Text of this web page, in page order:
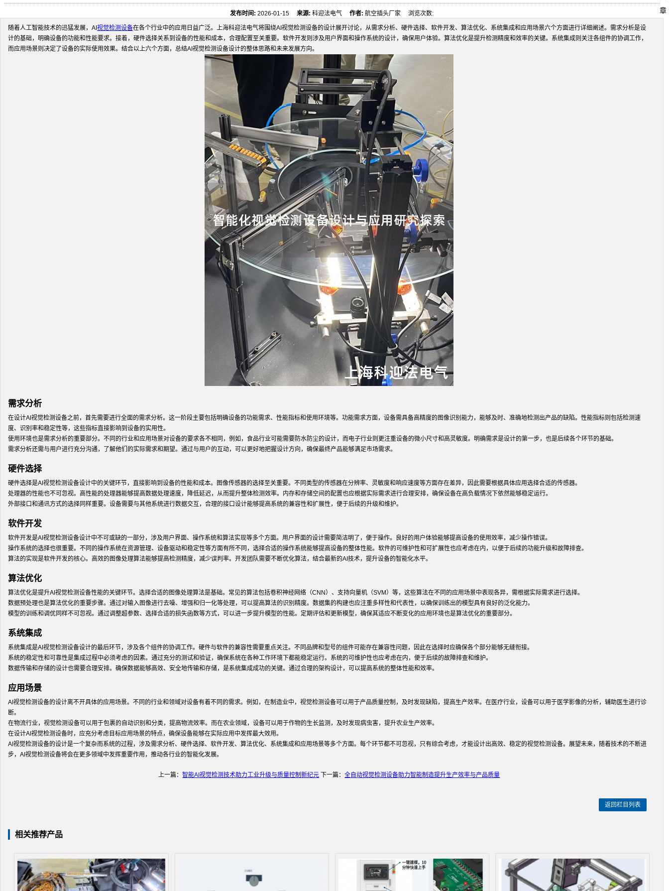
发布时间: 2026-01-15来源: 科迎法电气作者: 航空插头厂家 浏览次数:
随着人工智能技术的迅猛发展，AI 视觉检测设备在各个行业中的应用日益广泛。上海科迎法电气将围绕AI视觉检测设备的设计展开讨论，从需求分析、硬件选择、软件开发、算法优化、系统集成和应用场景六个方面进行详细阐述。需求分析是设
计的基础，明确设备的功能和性能要求。接着，硬件选择关系到设备的性能和成本，合理配置至关重要。软件开发则涉及用户界面和操作系统的设计，确保用户体验。算法优化是提升检测精度和效率的关键。系统集成则关注各组件的协调工作，
而应用场景则决定了设备的实际使用效果。结合以上六个方面，总结AI视觉检测设备设计的整体思路和未来发展方向。
需求分析
在设计AI视觉检测设备之前，首先需要进行全面的需求分析。这一阶段主要包括明确设备的功能需求、性能指标和使用环境等。功能需求方面，设备需具备高精度的图像识别能力，能够及时、准确地检测出产品的缺陷。性能指标则包括检测速
度、识别率和稳定性等，这些指标直接影响到设备的实用性。
使用环境也是需求分析的重要部分。不同的行业和应用场景对设备的要求各不相同，例如，食品行业可能需要防水防尘的设计，而电子行业则更注重设备的微小尺寸和高灵敏度。明确需求是设计的第一步，也是后续各个环节的基础。
需求分析还需与用户进行充分沟通，了解他们的实际需求和期望。通过与用户的互动，可以更好地把握设计方向，确保最终产品能够满足市场需求。
硬件选择
硬件选择是AI视觉检测设备设计中的关键环节，直接影响到设备的性能和成本。图像传感器的选择至关重要。不同类型的传感器在分辨率、灵敏度和响应速度等方面存在差异，因此需要根据具体应用选择合适的传感器。
处理器的性能也不可忽视。高性能的处理器能够提高数据处理速度，降低延迟，从而提升整体检测效率。内存和存储空间的配置也应根据实际需求进行合理安排，确保设备在高负载情况下依然能够稳定运行。
外部接口和通讯方式的选择同样重要。设备需要与其他系统进行数据交互，合理的接口设计能够提高系统的兼容性和扩展性，便于后续的升级和维护。
软件开发
软件开发是AI视觉检测设备设计中不可或缺的一部分，涉及用户界面、操作系统和算法实现等多个方面。用户界面的设计需要简洁明了，便于操作。良好的用户体验能够提高设备的使用效率，减少操作错误。
操作系统的选择也很重要。不同的操作系统在资源管理、设备驱动和稳定性等方面有所不同，选择合适的操作系统能够提高设备的整体性能。软件的可维护性和可扩展性也应考虑在内，以便于后续的功能升级和故障排查。
算法的实现是软件开发的核心。高效的图像处理算法能够提高检测精度，减少误判率。开发团队需要不断优化算法，结合最新的AI技术，提升设备的智能化水平。
算法优化
算法优化是提升AI视觉检测设备性能的关键环节。选择合适的图像处理算法是基础。常见的算法包括卷积神经网络（CNN）、支持向量机（SVM）等，这些算法在不同的应用场景中表现各异，需根据实际需求进行选择。
数据预处理也是算法优化的重要步骤。通过对输入图像进行去噪、增强和归一化等处理，可以提高算法的识别精度。数据集的构建也应注重多样性和代表性，以确保训练出的模型具有良好的泛化能力。
模型的训练和调优同样不可忽视。通过调整超参数、选择合适的损失函数等方式，可以进一步提升模型的性能。定期评估和更新模型，确保其适应不断变化的应用环境也是算法优化的重要部分。
系统集成
系统集成是AI视觉检测设备设计的最后环节，涉及各个组件的协调工作。硬件与软件的兼容性需要重点关注。不同品牌和型号的组件可能存在兼容性问题，因此在选择时应确保各个部分能够无缝衔接。
系统的稳定性和可靠性是集成过程中必须考虑的因素。通过充分的测试和验证，确保系统在各种工作环境下都能稳定运行。系统的可维护性也应考虑在内，便于后续的故障排查和维护。
数据传输和存储的设计也需要合理安排。确保数据能够高效、安全地传输和存储，是系统集成成功的关键。通过合理的架构设计，可以提高系统的整体性能和效率。
应用场景
AI视觉检测设备的设计离不开具体的应用场景。不同的行业和领域对设备有着不同的需求。例如，在制造业中，视觉检测设备可以用于产品质量控制，及时发现缺陷，提高生产效率。在医疗行业，设备可以用于医学影像的分析，辅助医生进行诊
断。
在物流行业，视觉检测设备可以用于包裹的自动识别和分类，提高物流效率。而在农业领域，设备可以用于作物的生长监测，及时发现病虫害，提升农业生产效率。
在设计AI视觉检测设备时，应充分考虑目标应用场景的特点，确保设备能够在实际应用中发挥最大效用。
AI视觉检测设备的设计是一个复杂而系统的过程，涉及需求分析、硬件选择、软件开发、算法优化、系统集成和应用场景等多个方面。每个环节都不可忽视，只有综合考虑，才能设计出高效、稳定的视觉检测设备。展望未来，随着技术的不断进
步，AI视觉检测设备将会在更多领域中发挥重要作用，推动各行业的智能化发展。
上一篇：智能AI视觉检测技术助力工业升级与质量控制新纪元 下一篇：全自动视觉检测设备助力智能制造提升生产效率与产品质量
返回栏目列表
相关推荐产品
章